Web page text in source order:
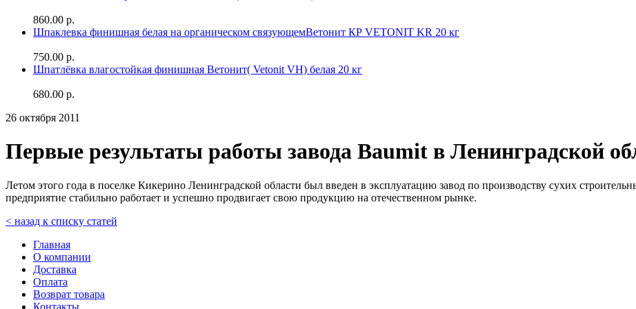
860.00 р.
Шпаклевка финишная белая на органическом связующемВетонит КР VETONIT KR 20 кг
750.00 р.
Шпатлёвка влагостойкая финишная Ветонит( Vetonit VH) белая 20 кг
680.00 р.
26 октября 2011
Первые результаты работы завода Baumit в Ленинградской
Летом этого года в поселке Кикерино Ленинградской области был введен в эксплуатацию завод по производству сухих
предприятие стабильно работает и успешно продвигает свою продукцию на отечественном рынке.
< назад к списку статей
Главная
О компании
Доставка
Оплата
Возврат товара
Контакты